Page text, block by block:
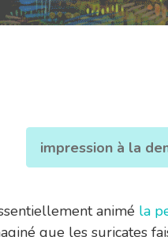
impression à la
animé la
que les suricates